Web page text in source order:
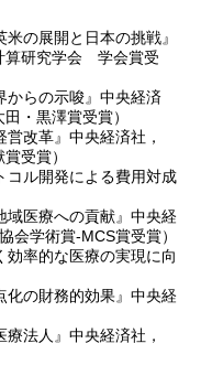
法変更
算マニュアル第4.1版
の示唆
び日英比較より
体系：医療原価計算論の
の展開と日本の挑戦』
算研究学会 学会賞受
からの示唆』中央経済
・黒澤賞受賞）
営改革』中央経済社，
受賞）
コル開発による費用対成
域医療への貢献』中央経
会学術賞-MCS賞受賞）
効率的な医療の実現に向
化の財務的効果』中央経
療法人』中央経済社，